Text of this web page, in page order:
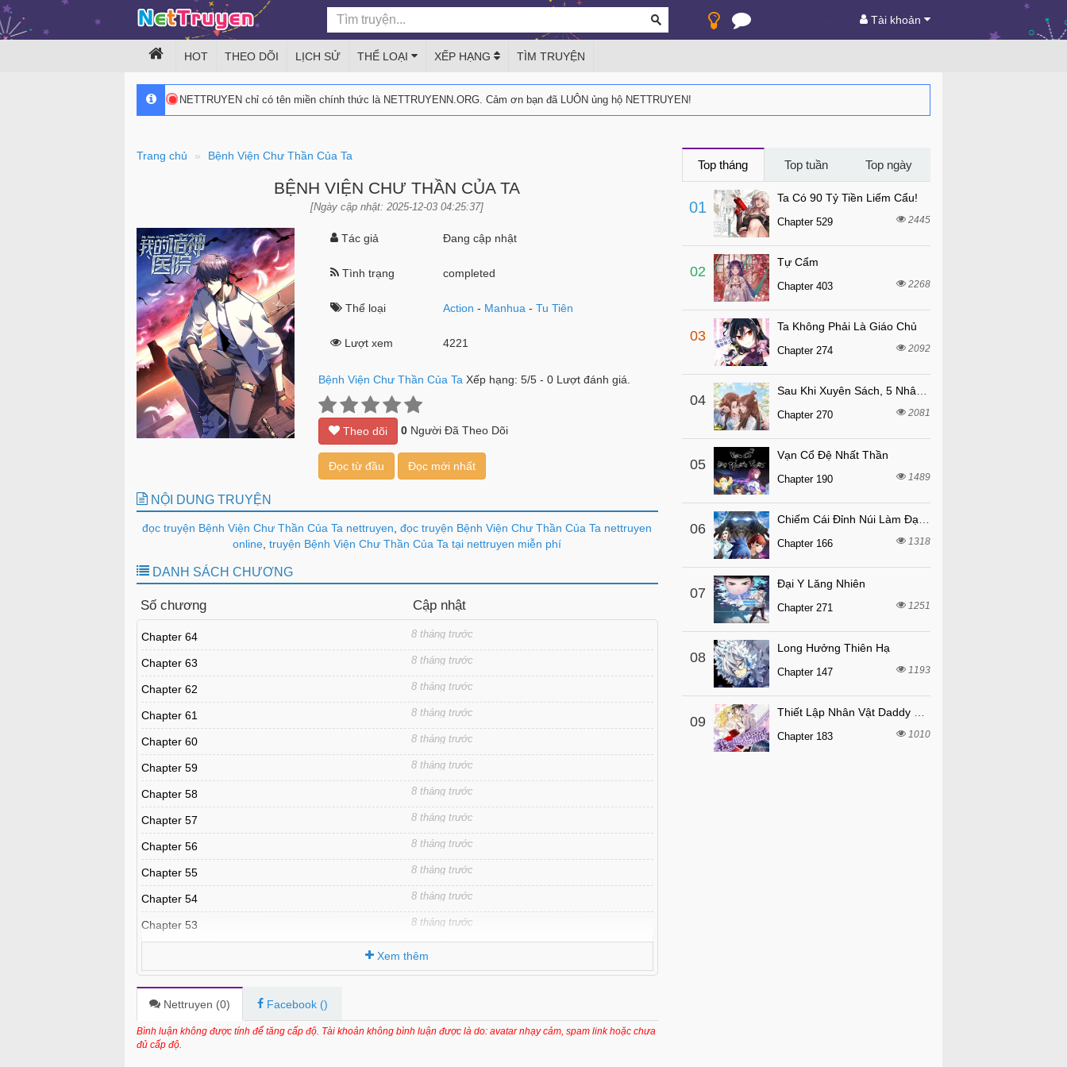
Tài khoản
HOT THEO DÕI LỊCH SỬ THỂ LOẠI XẾP HẠNG TÌM TRUYỆN
NETTRUYEN chỉ có tên miền chính thức là NETTRUYENN.ORG. Cảm ơn bạn đã LUÔN ủng hộ NETTRUYEN!
Trang chủ Bệnh Viện Chư Thần Của Ta
BỆNH VIỆN CHƯ THẦN CỦA TA
[Ngày cập nhật: 2025-12-03 04:25:37]
Tác giả Đang cập nhật
Tình trạng completed
Thể loại Action - Manhua -Tu Tiên
Lượt xem 4221
Bệnh Viện Chư Thần Của Ta Xếp hạng: 5/5- 0Lượt đánh giá.
Theo dõi 0Người Đã Theo Dõi
Đọc từ đầu Đọc mới nhất
NỘI DUNG TRUYỆN
đọc truyện Bệnh Viện Chư Thần Của Ta nettruyen đọc truyện Bệnh Viện Chư Thần Của Ta nettruyen
online truyện Bệnh Viện Chư Thần Của Ta tại nettruyen miễn phí
DANH SÁCH CHƯƠNG
Số chương Cập nhật
Chapter 64 8 tháng trước
Chapter 63 8 tháng trước
Chapter 62 8 tháng trước
Chapter 61 8 tháng trước
Chapter 60 8 tháng trước
Chapter 59 8 tháng trước
Chapter 58 8 tháng trước
Chapter 57 8 tháng trước
Chapter 56 8 tháng trước
Chapter 55 8 tháng trước
Chapter 54 8 tháng trước
Chapter 53 8 tháng trước
Chapter 51 8 tháng trước
Chapter 50
Chapter 49 8 tháng trước
Xem thêm
Nettruyen (0) Facebook ()
Bình luận không được tính để tăng cấp độ. Tài khoản không bình luận được là do: avatar nhạy cảm, spam link hoặc chưa
đủ cấp độ.
Top tháng Top tuần Top ngày
01
Ta Có 90 Tỷ Tiền Liếm Cẩu!
Chapter 529 2445
02
Tự Cẩm
Chapter 403 2268
03
Ta Không Phải Là Giáo Chủ
Chapter 274 2092
04
Chapter 270 2081
05
Vạn Cổ Đệ Nhất Thần
Chapter 190 1489
06
Chapter 166 1318
07
Đại Y Lăng Nhiên
Chapter 271 1251
08
Long Hưởng Thiên Hạ
Chapter 147 1193
09
Chapter 183 1010